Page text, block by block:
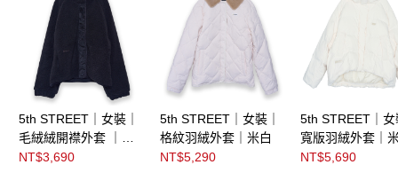
5th STREET｜女裝｜
毛絨絨開襟外套 ｜黑
色
NT$3,690
5th STREET｜女裝｜
格紋羽絨外套｜米白
NT$5,290
5th STREET｜女
寬版羽絨外套｜
NT$5,690